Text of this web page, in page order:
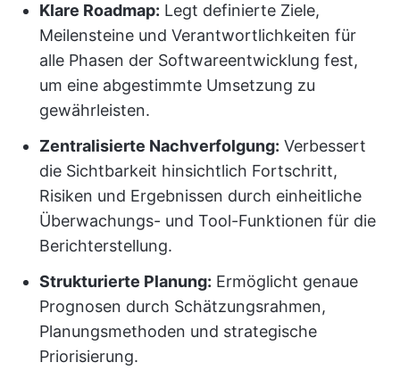
Klare Roadmap: Legt definierte Ziele,
Meilensteine und Verantwortlichkeiten für
alle Phasen der Softwareentwicklung fest,
um eine abgestimmte Umsetzung zu
gewährleisten.
Zentralisierte Nachverfolgung: Verbessert
die Sichtbarkeit hinsichtlich Fortschritt,
Risiken und Ergebnissen durch einheitliche
Überwachungs- und Tool-Funktionen für die
Berichterstellung.
Strukturierte Planung: Ermöglicht genaue
Prognosen durch Schätzungsrahmen,
Planungsmethoden und strategische
Priorisierung.